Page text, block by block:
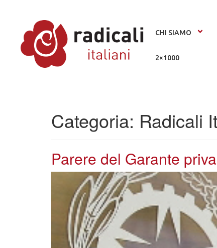
CHI SIAMO
2×1000
Categoria: Radicali
Parere del Garante